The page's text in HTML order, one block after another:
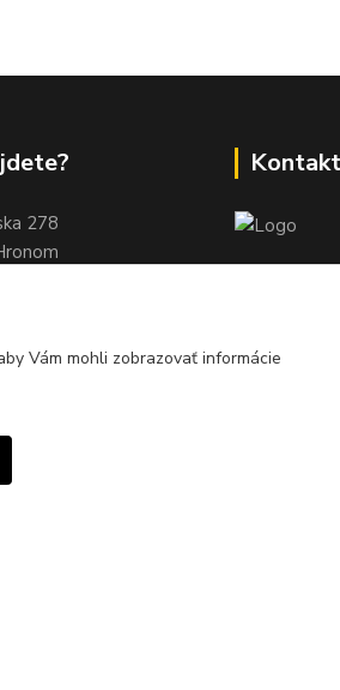
278
z hlavnej
Ladomer medzi
a COOP Jednota
045/671
Vám mohli zobrazovať informácie